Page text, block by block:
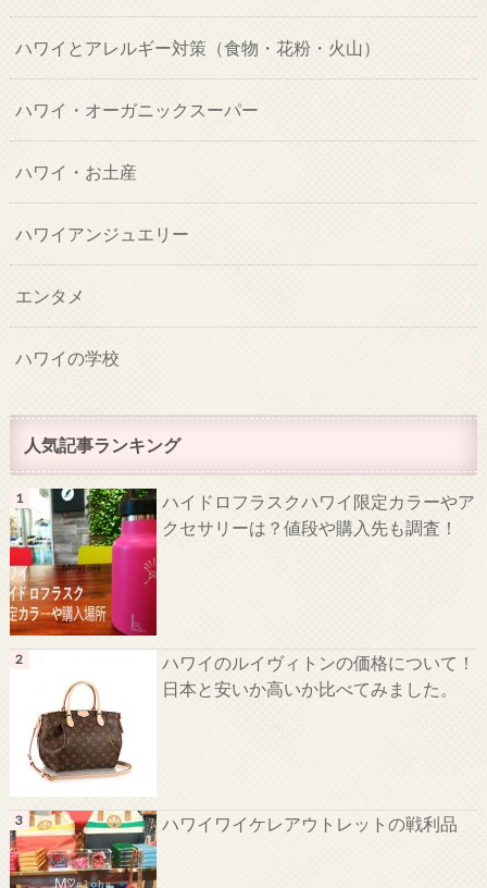
ハワイとアレルギー対策（食物・花粉・火山）
ハワイ・オーガニックスーパー
ハワイ・お土産
ハワイアンジュエリー
エンタメ
ハワイの学校
人気記事ランキング
ハイドロフラスクハワイ限定カラーやア
クセサリーは？値段や購入先も調査！
ハワイのルイヴィトンの価格について！
日本と安いか高いか比べてみました。
ハワイワイケレアウトレットの戦利品